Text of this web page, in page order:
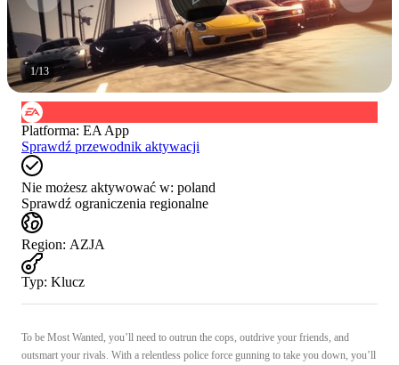
1/13
Platforma: EA App
Sprawdź przewodnik aktywacji
Nie możesz aktywować w: poland
Sprawdź ograniczenia regionalne
Region: AZJA
Typ: Klucz
To be Most Wanted, you’ll need to outrun the cops, outdrive your friends, and
outsmart your rivals. With a relentless police force gunning to take you down, you’ll